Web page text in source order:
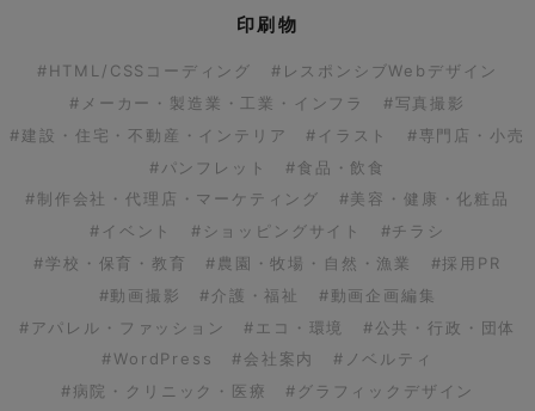
印刷物
#HTML/CSSコーディング
#レスポンシブWebデザイン
#メーカー・製造業・工業・インフラ
#写真撮影
#建設・住宅・不動産・インテリア
#イラスト
#専門店・小売
#パンフレット
#食品・飲食
#制作会社・代理店・マーケティング
#美容・健康・化粧品
#イベント
#ショッピングサイト
#チラシ
#学校・保育・教育
#農園・牧場・自然・漁業
#採用PR
#動画撮影
#介護・福祉
#動画企画編集
#アパレル・ファッション
#エコ・環境
#公共・行政・団体
#WordPress
#会社案内
#ノベルティ
#病院・クリニック・医療
#グラフィックデザイン